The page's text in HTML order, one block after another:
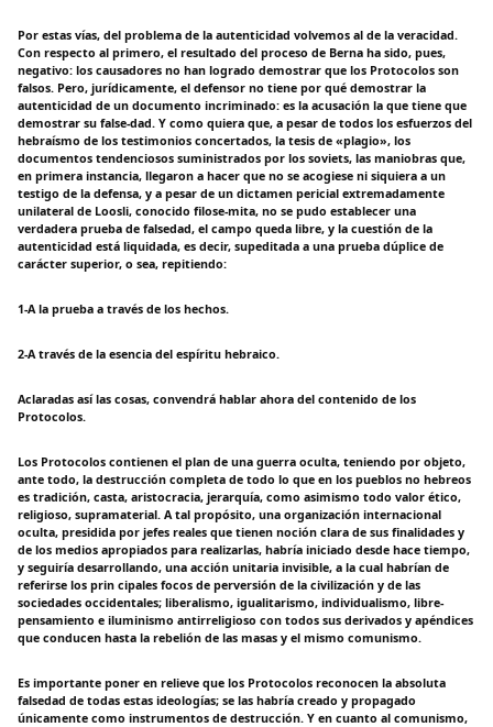
Por estas vías, del problema de la autenticidad volvemos al de la veracidad.
Con respecto al primero, el resultado del proceso de Berna ha sido, pues,
negativo: los causadores no han logrado demostrar que los Protocolos son
falsos. Pero, jurídicamente, el defensor no tiene por qué demostrar la
autenticidad de un documento incriminado: es la acusación la que tiene que
demostrar su false-dad. Y como quiera que, a pesar de todos los esfuerzos del
hebraísmo de los testimonios concertados, la tesis de «plagio», los
documentos tendenciosos suministrados por los soviets, las maniobras que,
en primera instancia, llegaron a hacer que no se acogiese ni siquiera a un
testigo de la defensa, y a pesar de un dictamen pericial extremadamente
unilateral de Loosli, conocido filose-mita, no se pudo establecer una
verdadera prueba de falsedad, el campo queda libre, y la cuestión de la
autenticidad está liquidada, es decir, supeditada a una prueba dúplice de
carácter superior, o sea, repitiendo:
1-A la prueba a través de los hechos.
2-A través de la esencia del espíritu hebraico.
Aclaradas así las cosas, convendrá hablar ahora del contenido de los
Protocolos.
Los Protocolos contienen el plan de una guerra oculta, teniendo por objeto,
ante todo, la destrucción completa de todo lo que en los pueblos no hebreos
es tradición, casta, aristocracia, jerarquía, como asimismo todo valor ético,
religioso, supramaterial. A tal propósito, una organización internacional
oculta, presidida por jefes reales que tienen noción clara de sus finalidades y
de los medios apropiados para realizarlas, habría iniciado desde hace tiempo,
y seguiría desarrollando, una acción unitaria invisible, a la cual habrían de
referirse los prin cipales focos de perversión de la civilización y de las
sociedades occidentales; liberalismo, igualitarismo, individualismo, libre-
pensamiento e iluminismo antirreligioso con todos sus derivados y apéndices
que conducen hasta la rebelión de las masas y el mismo comunismo.
Es importante poner en relieve que los Protocolos reconocen la absoluta
falsedad de todas estas ideologías; se las habría creado y propagado
únicamente como instrumentos de destrucción. Y en cuanto al comunismo,